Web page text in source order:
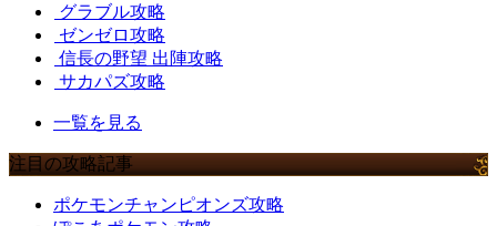
グラブル攻略
ゼンゼロ攻略
信長の野望 出陣攻略
サカパズ攻略
一覧を見る
注目の攻略記事
ポケモンチャンピオンズ攻略